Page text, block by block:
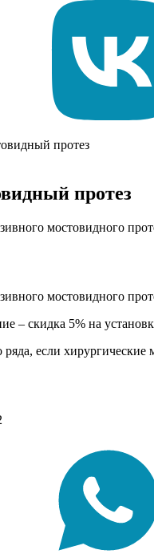
протез
протез
мостовидного
мостовидного
– скидка 5% на
если